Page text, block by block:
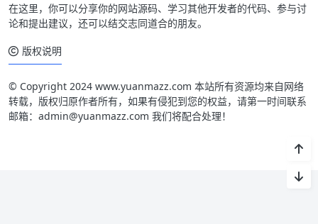
在这里，你可以分享你的网站源码、学习其他开发者的代码、参与讨
论和提出建议，还可以结交志同道合的朋友。
版权说明
© Copyright 2024 www.yuanmazz.com 本站所有资源均来自网络
转载，版权归原作者所有，如果有侵犯到您的权益，请第一时间联系
邮箱：admin@yuanmazz.com 我们将配合处理！